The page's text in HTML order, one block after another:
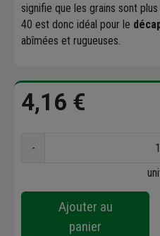
signifie que les grains sont
40 est donc idéal pour le
abîmées et rugueuses.
4,16 €
-
Ajouter au
panier